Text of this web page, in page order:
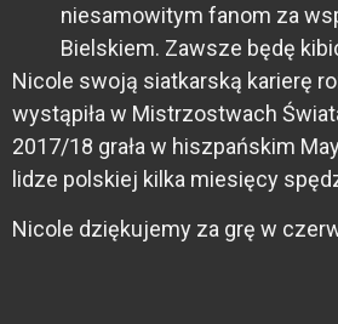
niesamowitym fanom za
Bielskiem. Zawsze będę
Nicole swoją siatkarską karierę
wystąpiła w Mistrzostwach
2017/18 grała w hiszpańskim
lidze polskiej kilka miesięcy
Nicole dziękujemy za grę w